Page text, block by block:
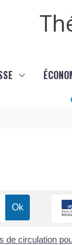
de circulation